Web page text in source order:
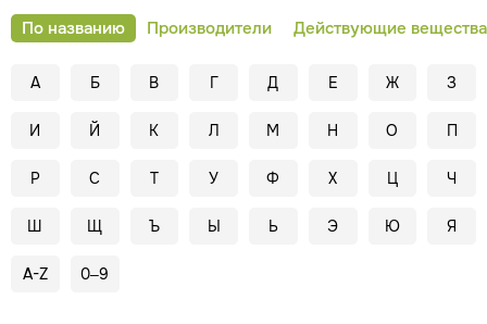
По названию Производители Действующие вещества
А Б В Г Д Е Ж З
И Й К Л М Н О П
Р С Т У Ф Х Ц Ч
Ш Щ Ъ Ы Ь Э Ю Я
A-Z 0–9